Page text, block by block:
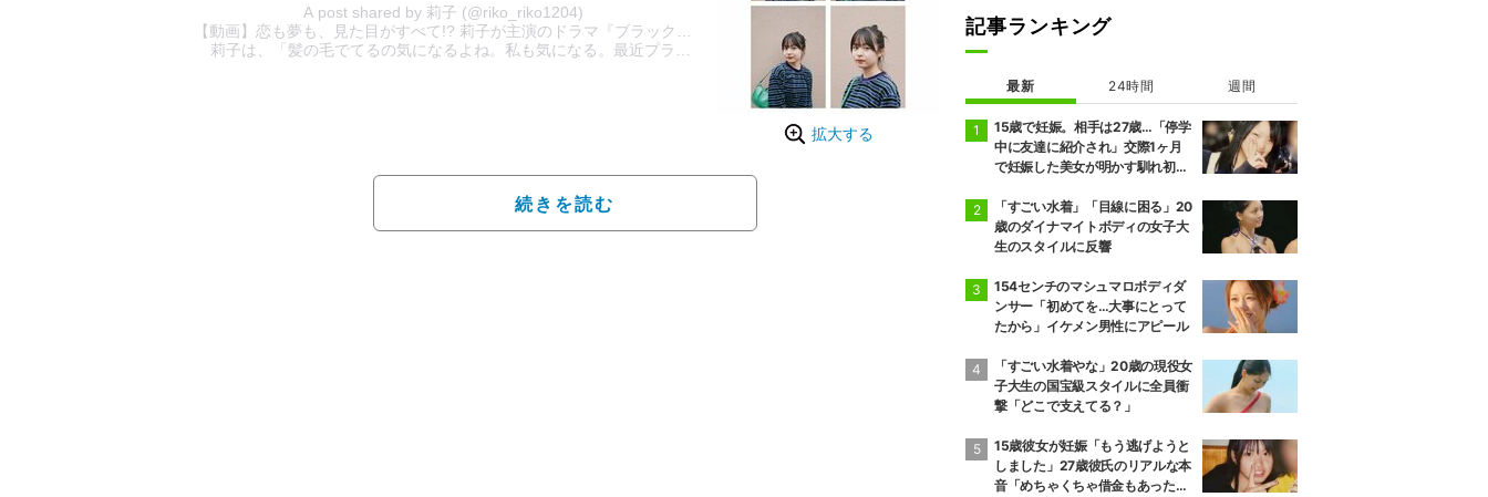
拡大する
A post shared by 莉子 (@riko_riko1204)
【動画】恋も夢も、見た目がすべて!? 莉子が主演のドラマ『ブラックシンデレラ』
莉子は、「髪の毛でてるの気になるよね。私も気になる。最近プライベートで写真撮ってなかったな～久しぶりです」と自らコメントしつつ、久々に撮った自身のプライベートシ
続きを読む
記事ランキング
最新 24時間 週間
15歳で妊娠。相手は27歳…「停学
中に友達に紹介され」交際1ヶ月
で妊娠した美女が明かす馴れ初め
絶句
「すごい水着」「目線に困る」20
歳のダイナマイトボディの女子大
生のスタイルに反響
154センチのマシュマロボディダ
ンサー「初めてを…大事にとって
たから」イケメン男性にアピール
「すごい水着やな」20歳の現役女
子大生の国宝級スタイルに全員衝
撃「どこで支えてる？」
15歳彼女が妊娠「もう逃げようと
しました」27歳彼氏のリアルな本
音「めちゃくちゃ借金もあったの